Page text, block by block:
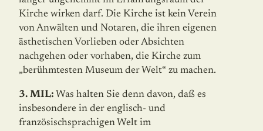
Kirche wirken darf. Die Kirche ist kein Verein
von Anwälten und Notaren, die ihren eigenen
ästhetischen Vorlieben oder Absichten
nachgehen oder vorhaben, die Kirche zum
„berühmtesten Museum der Welt“ zu machen.
3. MIL: Was halten Sie denn davon, daß es
insbesondere in der englisch- und
französischsprachigen Welt im